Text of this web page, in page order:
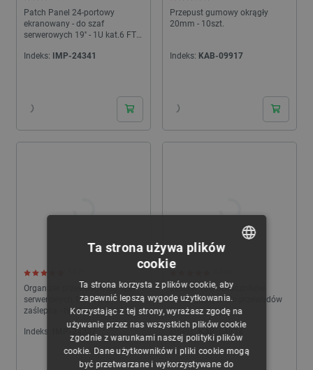
Patch Panel 24-portowy
ekranowany - do szaf
serwerowych 19'' - 1U kat.6 FTP
Indeks: IMP-24341
Przepust gumowy okrągły
20mm - 10szt.
Indeks: KAB-09917
Organizer przewodów do szaf
serwerowych 19'' - 1U z
zaślepką - typ A - czarny -
Lanberg AK-1201-B
Indeks: IMP-24337
24h
Zestaw 100 oznaczników
numerycznych do przewodów
5mm
Indeks: KAB-04824
24h
CZECH
ENGLISH
GERMAN
Ta strona używa plików
cookie
Ta strona korzysta z plików cookie, aby
zapewnić lepszą wygodę użytkowania.
Korzystając z tej strony, wyrażasz zgodę na
używanie przez nas wszystkich plików cookie
zgodnie z warunkami naszej polityki plików
cookie. Dane użytkowników i pliki cookie mogą
być przetwarzane i wykorzystywane do